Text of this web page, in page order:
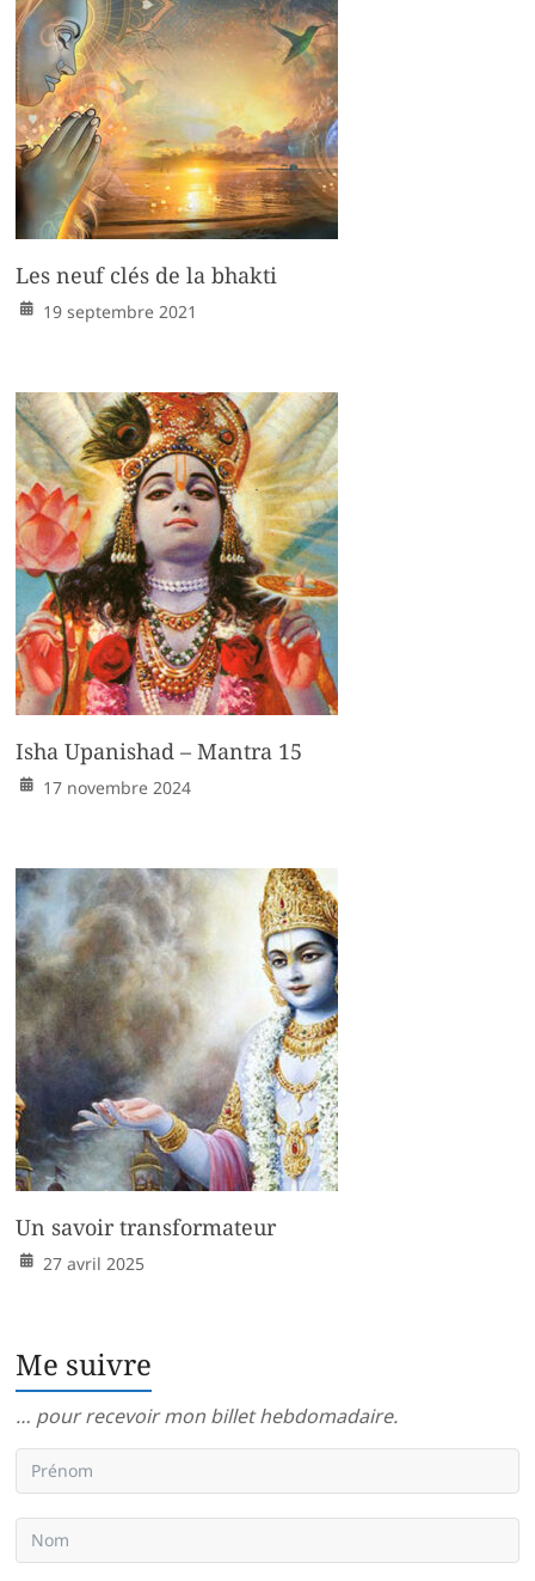
Les neuf clés de la bhakti
19 septembre 2021
Isha Upanishad – Mantra 15
17 novembre 2024
Un savoir transformateur
27 avril 2025
Me suivre
… pour recevoir mon billet hebdomadaire.